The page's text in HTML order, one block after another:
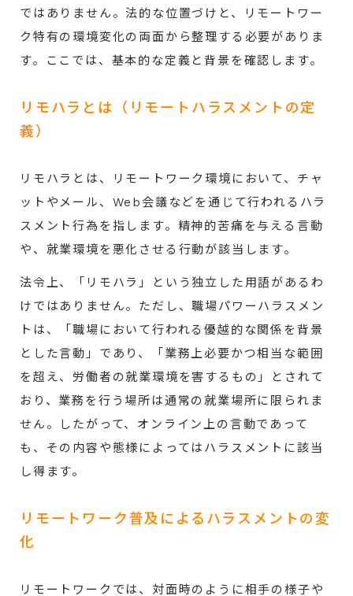
ではありません。法的な位置づけと、リモートワー
ク特有の環境変化の両面から整理する必要がありま
す。ここでは、基本的な定義と背景を確認します。
リモハラとは（リモートハラスメントの定
義）
リモハラとは、リモートワーク環境において、チャ
ットやメール、Web会議などを通じて行われるハラ
スメント行為を指します。精神的苦痛を与える言動
や、就業環境を悪化させる行動が該当します。
法令上、「リモハラ」という独立した用語があるわ
けではありません。ただし、職場パワーハラスメン
トは、「職場において行われる優越的な関係を背景
とした言動」であり、「業務上必要かつ相当な範囲
を超え、労働者の就業環境を害するもの」とされて
おり、業務を行う場所は通常の就業場所に限られま
せん。したがって、オンライン上の言動であって
も、その内容や態様によってはハラスメントに該当
し得ます。
リモートワーク普及によるハラスメントの変
化
リモートワークでは、対面時のように相手の様子や